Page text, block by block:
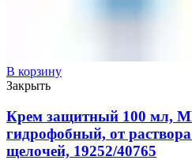
В корзину
Закрыть
Крем защитный 100 мл,
гидрофобный, от раствора
щелочей, 19252/40765